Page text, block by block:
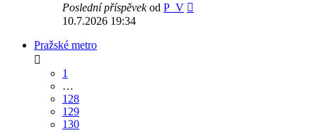
Poslední příspěvekod P_V
10.7.2026 19:34
Pražské metro
1
…
128
129
130